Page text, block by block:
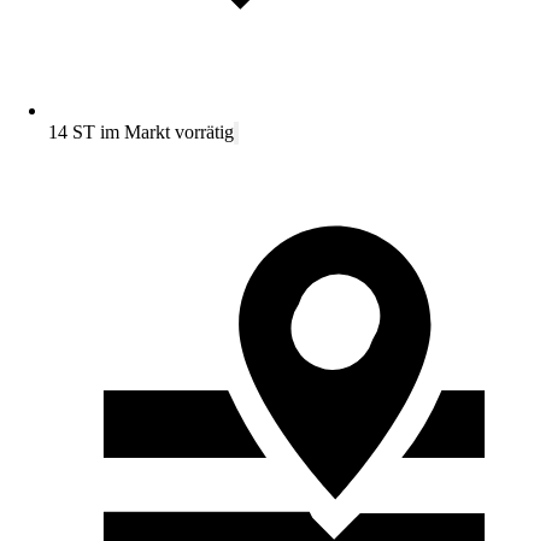
14 ST im Markt vorrätig